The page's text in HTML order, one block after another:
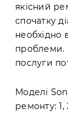
якісний
спочатку
необхідно
проблеми.
послуги
Моделі
ремонту: 1,